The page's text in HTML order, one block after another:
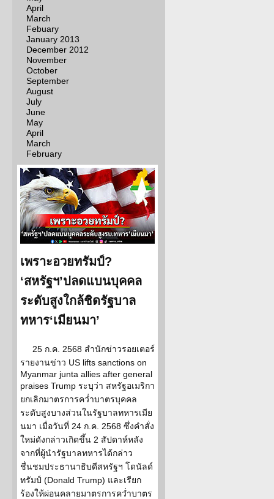
April
March
Febuary
January 2013
December 2012
November
October
September
August
July
June
May
April
March
February
เพราะอวยทรัมป์?
‘สหรัฐฯ’ปลดแบนบุคคล
ระดับสูงใกล้ชิดรัฐบาล
ทหาร‘เมียนมา’
25 ก.ค. 2568 สำนักข่าวรอยเตอร์
รายงานข่าว US lifts sanctions on
Myanmar junta allies after general
praises Trump ระบุว่า สหรัฐอเมริกา
ยกเลิกมาตรการคว่ำบาตรบุคคล
ระดับสูงบางส่วนในรัฐบาลทหารเมีย
นมา เมื่อวันที่ 24 ก.ค. 2568 ซึ่งคำสั่ง
ใหม่ดังกล่าวเกิดขึ้น 2 สัปดาห์หลัง
จากที่ผู้นำรัฐบาลทหารได้กล่าว
ชื่นชมประธานาธิบดีสหรัฐฯ โดนัลด์
ทรัมป์ (Donald Trump) และเรียก
ร้องให้ผ่อนคลายมาตรการคว่ำบาตร